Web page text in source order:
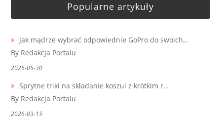
Popularne artykuły
Jak mądrze wybrać odpowiednie GoPro do swoich…
By Redakcja Portalu
2025-05-30
Sprytne triki na składanie koszul z krótkim r…
By Redakcja Portalu
2026-03-15